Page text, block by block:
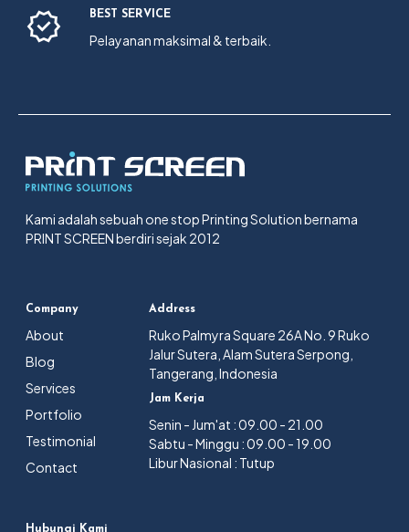
BEST SERVICE
Pelayanan maksimal & terbaik.
Kami adalah sebuah one stop Printing Solution bernama
PRINT SCREEN berdiri sejak 2012
Company
About
Blog
Services
Portfolio
Testimonial
Contact
Address
Ruko Palmyra Square 26A No. 9 Ruko
Jalur Sutera, Alam Sutera Serpong,
Tangerang, Indonesia
Jam Kerja
Senin - Jum'at : 09.00 - 21.00
Sabtu - Minggu : 09.00 - 19.00
Libur Nasional : Tutup
Hubungi Kami